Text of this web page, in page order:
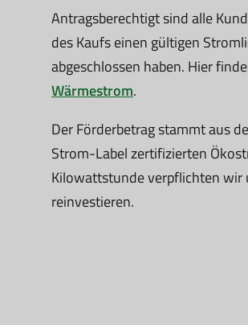
Antragsberechtigt sind alle
des Kaufs einen gültigen
abgeschlossen haben. Hier
Wärmestrom.
Der Förderbetrag stammt aus
Strom-Labelzertifizierten
Kilowattstunde verpflichten wir
reinvestieren.